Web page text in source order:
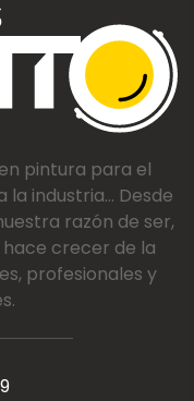
pintura para el
industria... Desde
razón de ser,
hace crecer de la
profesionales y